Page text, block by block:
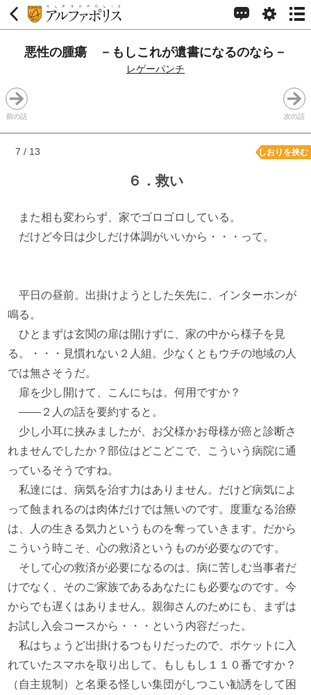
悪性の腫瘍 －もしこれが遺書になるのなら－
レゲーパンチ
前の話 次の話
7 / 13 しおりを挟む
６．救い
また相も変わらず、家でゴロゴロしている。
だけど今日は少しだけ体調がいいから・・・って。
平日の昼前。出掛けようとした矢先に、インターホンが
鳴る。
ひとまずは玄関の扉は開けずに、家の中から様子を見
る。・・・見慣れない２人組。少なくともウチの地域の人
では無さそうだ。
扉を少し開けて、こんにちは。何用ですか？
――２人の話を要約すると。
少し小耳に挟みましたが、お父様かお母様が癌と診断さ
れませんでしたか？部位はどこどこで、こういう病院に通
っているそうですね。
私達には、病気を治す力はありません。だけど病気によ
って蝕まれるのは肉体だけでは無いのです。度重なる治療
は、人の生きる気力というものを奪っていきます。だから
こういう時こそ、心の救済というものが必要なのです。
そして心の救済が必要になるのは、病に苦しむ当事者だ
けでなく、そのご家族であるあなたにも必要なのです。今
からでも遅くはありません。親御さんのためにも、まずは
お試し入会コースから・・・という内容だった。
私はちょうど出掛けるつもりだったので、ポケットに入
れていたスマホを取り出して。もしもし１１０番ですか？
（自主規制）と名乗る怪しい集団がしつこい勧誘をして困